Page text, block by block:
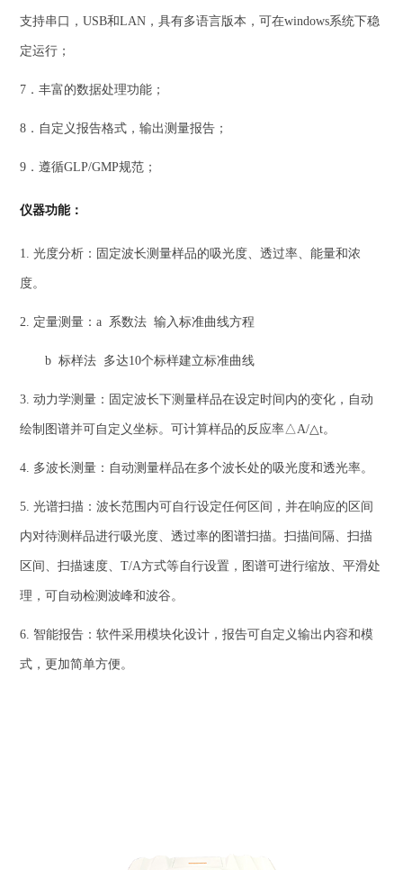
支持串口，USB和LAN，具有多语言版本，可在windows系统下稳
定运行；
7．丰富的数据处理功能；
8．自定义报告格式，输出测量报告；
9．遵循GLP/GMP规范；
仪器功能：
1. 光度分析：固定波长测量样品的吸光度、透过率、能量和浓
度。
2. 定量测量：a 系数法 输入标准曲线方程
b 标样法 多达10个标样建立标准曲线
3. 动力学测量：固定波长下测量样品在设定时间内的变化，自动
绘制图谱并可自定义坐标。可计算样品的反应率△A/△t。
4. 多波长测量：自动测量样品在多个波长处的吸光度和透光率。
5. 光谱扫描：波长范围内可自行设定任何区间，并在响应的区间
内对待测样品进行吸光度、透过率的图谱扫描。扫描间隔、扫描
区间、扫描速度、T/A方式等自行设置，图谱可进行缩放、平滑处
理，可自动检测波峰和波谷。
6. 智能报告：软件采用模块化设计，报告可自定义输出内容和模
式，更加简单方便。